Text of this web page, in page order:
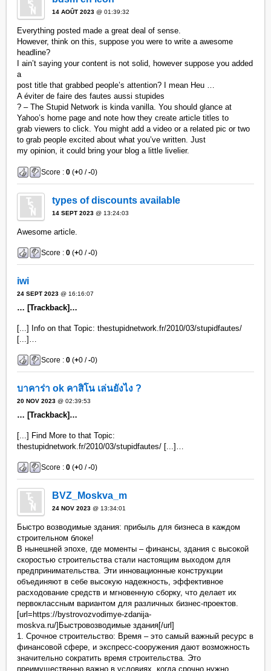
14 AOÛT 2023 @ 01:39:32
Everything posted made a great deal of sense.
However, think on this, suppose you were to write a awesome
headline?
I ain’t saying your content is not solid, however suppose you added
a
post title that grabbed people’s attention? I mean Heu …
A éviter de faire des fautes aussi stupides
? – The Stupid Network is kinda vanilla. You should glance at
Yahoo’s home page and note how they create article titles to
grab viewers to click. You might add a video or a related pic or two
to grab people excited about what you’ve written. Just
my opinion, it could bring your blog a little livelier.
Score :0 (+0 /-0)
types of discounts available
14 SEPT 2023 @ 13:24:03
Awesome article.
Score :0 (+0 /-0)
iwi
24 SEPT 2023 @ 16:16:07
… [Trackback]…
[...] Info on that Topic: thestupidnetwork.fr/2010/03/stupidfautes/
[...]…
Score :0 (+0 /-0)
บาคาร่า ok คาสิโน เล่นยังไง ?
20 NOV 2023 @ 02:39:53
… [Trackback]…
[...] Find More to that Topic:
thestupidnetwork.fr/2010/03/stupidfautes/ [...]…
Score :0 (+0 /-0)
BVZ_Moskva_m
24 NOV 2023 @ 13:34:01
Быстро возводимые здания: прибыль для бизнеса в каждом
строительном блоке!
В нынешней эпохе, где моменты – финансы, здания с высокой
скоростью строительства стали настоящим выходом для
предпринимательства. Эти инновационные конструкции
объединяют в себе высокую надежность, эффективное
расходование средств и мгновенную сборку, что делает их
первоклассным вариантом для различных бизнес-проектов.
[url=https://bystrovozvodimye-zdanija-
moskva.ru/]Быстровозводимые здания[/url]
1. Срочное строительство: Время – это самый важный ресурс в
финансовой сфере, и экспресс-сооружения дают возможность
значительно сократить время строительства. Это
преимущественно важно в условиях, когда срочно нужно